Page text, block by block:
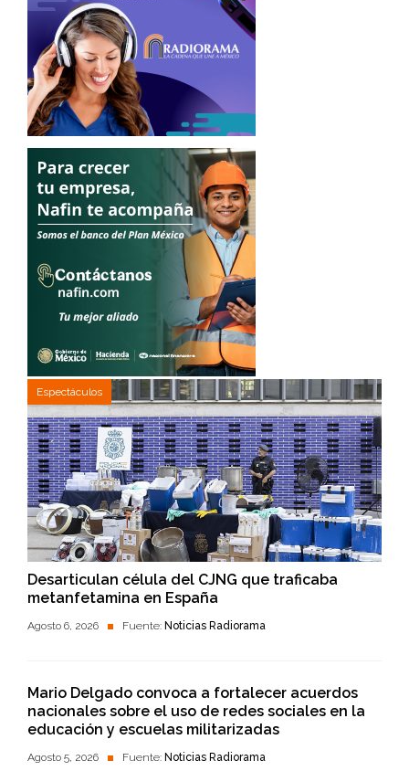
Espectáculos
Desarticulan célula del CJNG que traficaba
metanfetamina en España
Agosto 6, 2026 Fuente: Noticias Radiorama
Mario Delgado convoca a fortalecer acuerdos
nacionales sobre el uso de redes sociales en la
educación y escuelas militarizadas
Agosto 5, 2026 Fuente: Noticias Radiorama